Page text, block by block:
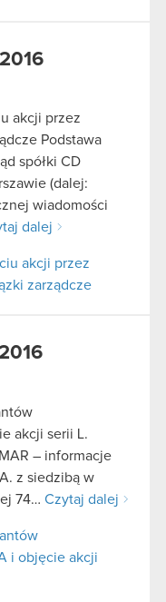
akcji przez
Podstawa
spółki CD
(dalej:
wiadomości
dalej
akcji przez
zarządcze
akcji serii L.
– informacje
z siedzibą w
74… Czytaj dalej
i objęcie akcji